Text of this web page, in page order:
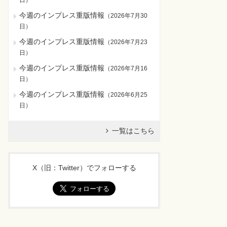
今週のインプレス重版情報 （2026年7月30
日 ）
今週のインプレス重版情報 （2026年7月23
日 ）
今週のインプレス重版情報 （2026年7月16
日 ）
今週のインプレス重版情報 （2026年6月25
日 ）
一覧はこちら
X（旧：Twitter）でフォローする